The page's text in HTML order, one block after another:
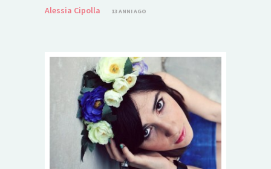
Alessia Cipolla
13 ANNI AGO